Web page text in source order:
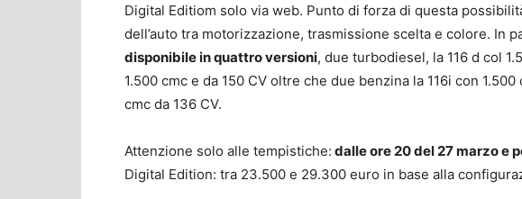
Digital Editiom solo via web. Punto di forza di questa
dell’auto tra motorizzazione, trasmissione scelta e colore. In
disponibile in quattro versioni, due turbodiesel, la 116 d col
1.500 cmc e da 150 CV oltre che due benzina la 116i con 1.500
cmc da 136 CV.
Attenzione solo alle tempistiche: dalle ore 20 del 27 marzo e
Digital Edition: tra 23.500 e 29.300 euro in base alla